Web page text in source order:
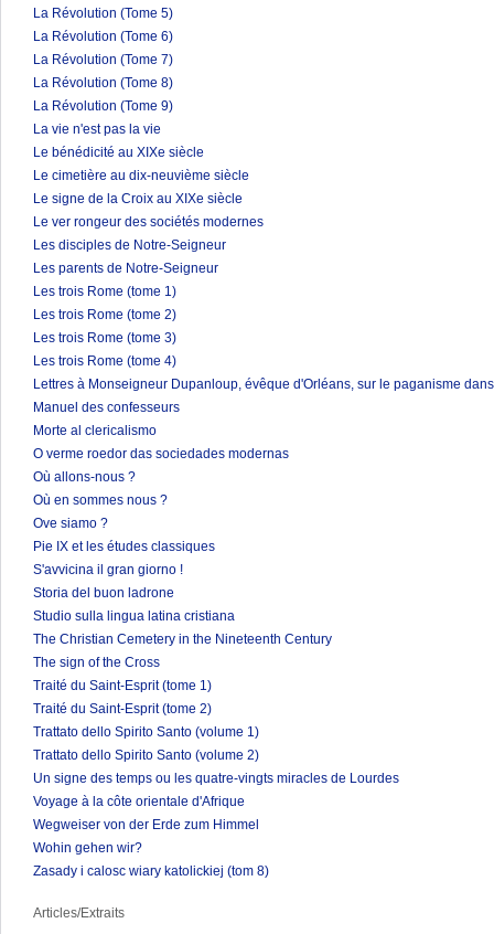
La Révolution (Tome 5)
La Révolution (Tome 6)
La Révolution (Tome 7)
La Révolution (Tome 8)
La Révolution (Tome 9)
La vie n'est pas la vie
Le bénédicité au XIXe siècle
Le cimetière au dix-neuvième siècle
Le signe de la Croix au XIXe siècle
Le ver rongeur des sociétés modernes
Les disciples de Notre-Seigneur
Les parents de Notre-Seigneur
Les trois Rome (tome 1)
Les trois Rome (tome 2)
Les trois Rome (tome 3)
Les trois Rome (tome 4)
Lettres à Monseigneur Dupanloup, évêque d'Orléans, sur le paganisme
Manuel des confesseurs
Morte al clericalismo
O verme roedor das sociedades modernas
Où allons-nous ?
Où en sommes nous ?
Ove siamo ?
Pie IX et les études classiques
S'avvicina il gran giorno !
Storia del buon ladrone
Studio sulla lingua latina cristiana
The Christian Cemetery in the Nineteenth Century
The sign of the Cross
Traité du Saint-Esprit (tome 1)
Traité du Saint-Esprit (tome 2)
Trattato dello Spirito Santo (volume 1)
Trattato dello Spirito Santo (volume 2)
Un signe des temps ou les quatre-vingts miracles de Lourdes
Voyage à la côte orientale d'Afrique
Wegweiser von der Erde zum Himmel
Wohin gehen wir?
Zasady i calosc wiary katolickiej (tom 8)
Articles/Extraits